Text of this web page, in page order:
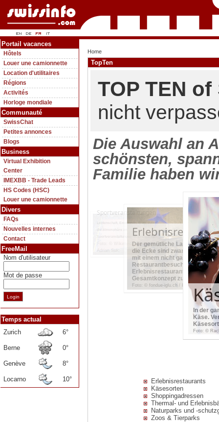
Portail vacances
Hôtels
Louer une camionnette
Location d'utilitaires
Régions
Activités
Horloge mondiale
Communauté
SwissChat
Petites annonces
Blogs
Business
Virtual Exhibition
Center
IMEXBB - Trade Leads
HS Codes (HSC)
Louer une camionnette
Divers
FAQs
Nouvelles internes
Contact
FreeMail
Nom d'utilisateur
Mot de passe
Temps actual
Zurich
6°
Berne 0°
Genève 8°
Locarno 10°
Home
TopTen
TOP TEN
nicht
Die Auswahl an
schönsten,
Familie haben
In der
Käse.
Foto: ©
Der gemütliche Landgasthof
die Ecke sind zwar ganz nett -
mit einem nicht ganz
Restaurantbesuch? Die
Erlebnisrestaurants bieten ein
Gesamtkonzept zu einem
Foto: © fondue-iglu.ch / Klopfenstein
Sportveranstaltungen
Leidenschaft, Emotionen, Sieg, Jubel -
Sportveranstaltungen ist einzigartig.
Foto: © Wikimedia Commons /
Adrian Sulc
Erlebnisrestaurants
Käsesorten
Shoppingadressen
Thermal- und
Naturparks und -
Zoos & Tierparks